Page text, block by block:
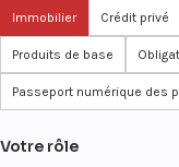
Immobilier Crédit privé
Produits de base
Passeport numérique des
Votre rôle